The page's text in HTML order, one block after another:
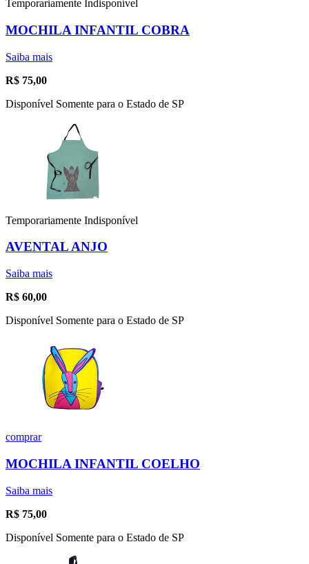
Temporariamente Indisponível
MOCHILA INFANTIL COBRA
Saiba mais
R$ 75,00
Disponível Somente para o Estado de SP
Temporariamente Indisponível
AVENTAL ANJO
Saiba mais
R$ 60,00
Disponível Somente para o Estado de SP
comprar
MOCHILA INFANTIL COELHO
Saiba mais
R$ 75,00
Disponível Somente para o Estado de SP